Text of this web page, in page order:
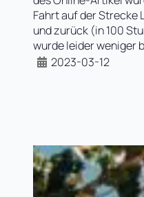
Fahrt auf der Strecke
und zurück (in 100
wurde leider weniger
2023-03-12